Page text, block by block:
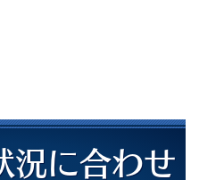
況に合わせ